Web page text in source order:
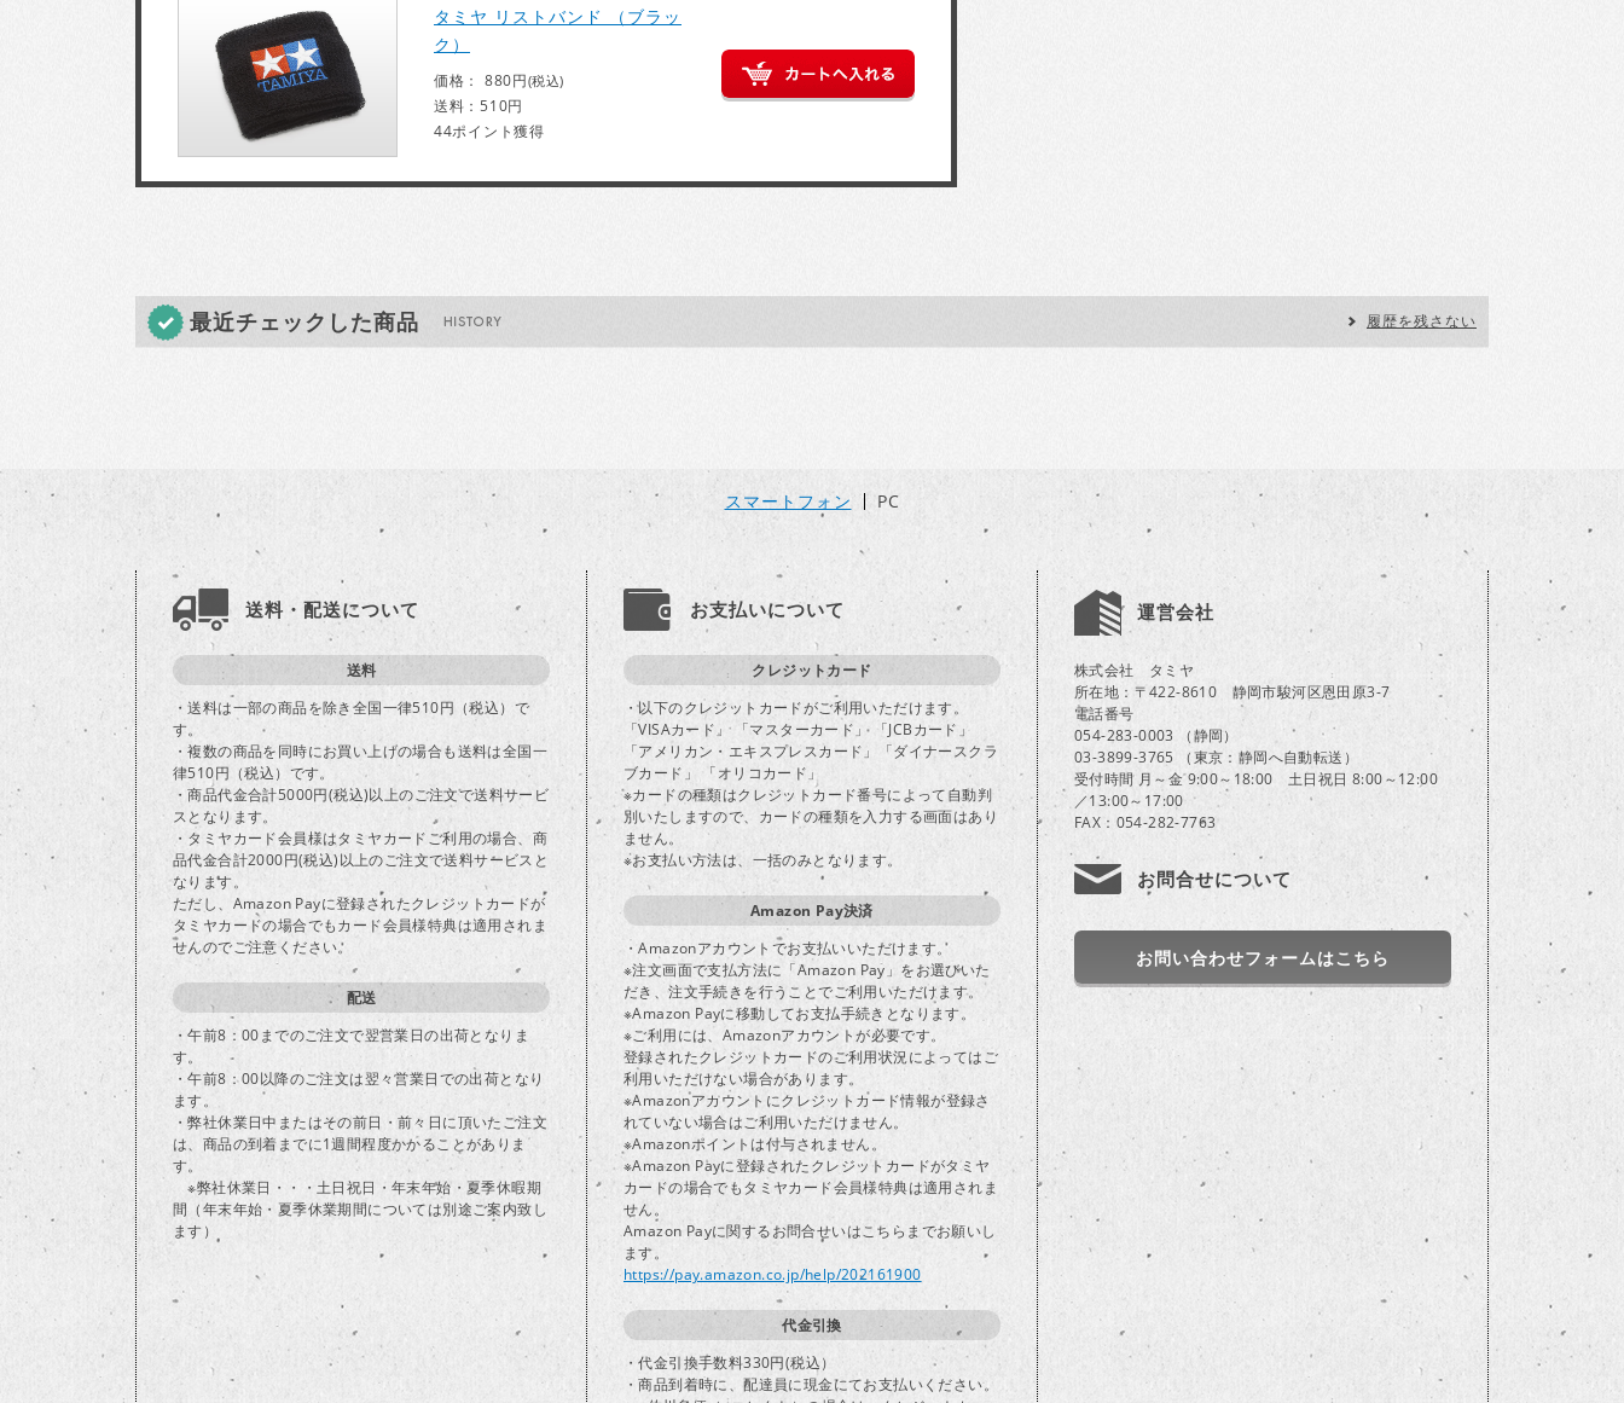
タミヤ リストバンド （ブラッ
ク）
価格： 880円(税込)
送料：510円
44ポイント獲得
最近チェックした商品 履歴を残さない
スマートフォン PC
送料・配送について
送料
・送料は一部の商品を除き全国一律510円（税込）で
す。
・複数の商品を同時にお買い上げの場合も送料は全国一
律510円（税込）です。
・商品代金合計5000円(税込)以上のご注文で送料サービ
スとなります。
・タミヤカード会員様はタミヤカードご利用の場合、商
品代金合計2000円(税込)以上のご注文で送料サービスと
なります。
ただし、Amazon Payに登録されたクレジットカードが
タミヤカードの場合でもカード会員様特典は適用されま
せんのでご注意ください。
配送
・午前8：00までのご注文で翌営業日の出荷となりま
す。
・午前8：00以降のご注文は翌々営業日での出荷となり
ます。
・弊社休業日中またはその前日・前々日に頂いたご注文
は、商品の到着までに1週間程度かかることがありま
す。
※弊社休業日・・・土日祝日・年末年始・夏季休暇期
間（年末年始・夏季休業期間については別途ご案内致し
ます）
お支払いについて
クレジットカード
・以下のクレジットカードがご利用いただけます。
「VISAカード」 「マスターカード」 「JCBカード」
「アメリカン・エキスプレスカード」「ダイナースクラ
ブカード」 「オリコカード」
※カードの種類はクレジットカード番号によって自動判
別いたしますので、カードの種類を入力する画面はあり
ません。
※お支払い方法は、一括のみとなります。
Amazon Pay決済
・Amazonアカウントでお支払いいただけます。
※注文画面で支払方法に「Amazon Pay」をお選びいた
だき、注文手続きを行うことでご利用いただけます。
※Amazon Payに移動してお支払手続きとなります。
※ご利用には、Amazonアカウントが必要です。
登録されたクレジットカードのご利用状況によってはご
利用いただけない場合があります。
※Amazonアカウントにクレジットカード情報が登録さ
れていない場合はご利用いただけません。
※Amazonポイントは付与されません。
※Amazon Payに登録されたクレジットカードがタミヤ
カードの場合でもタミヤカード会員様特典は適用されま
せん。
Amazon Payに関するお問合せいはこちらまでお願いし
ます。
https://pay.amazon.co.jp/help/202161900
代金引換
・代金引換手数料330円(税込）
・商品到着時に、配達員に現金にてお支払いください。
運営会社
株式会社 タミヤ
所在地：〒422-8610 静岡市駿河区恩田原3-7
電話番号
054-283-0003 （静岡）
03-3899-3765 （東京：静岡へ自動転送）
受付時間 月～金 9:00～18:00 土日祝日 8:00～12:00
／13:00～17:00
FAX：054-282-7763
お問合せについて
お問い合わせフォームはこちら